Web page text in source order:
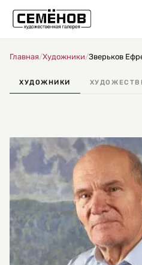
Главная/Художники/Зверьков
ХУДОЖНИКИ